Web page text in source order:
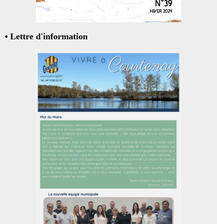
• Lettre d'information